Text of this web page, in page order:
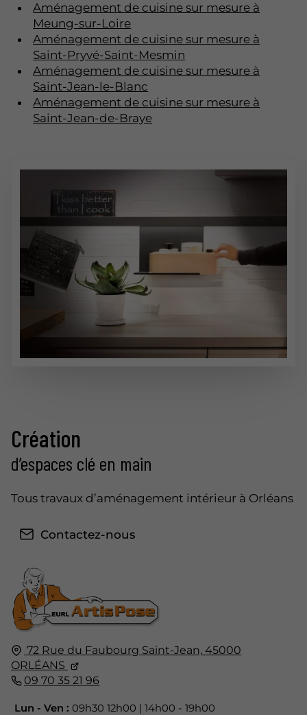
Aménagement de cuisine sur mesure à
Meung-sur-Loire
Aménagement de cuisine sur mesure à
Saint-Pryvé-Saint-Mesmin
Aménagement de cuisine sur mesure à
Saint-Jean-le-Blanc
Aménagement de cuisine sur mesure à
Saint-Jean-de-Braye
72 Rue du Faubourg Saint-Jean, 45000
ORLÉANS
09 70 35 21 96
Lun - Ven : 09h30 12h00 | 14h00 - 19h00
Création
d’espaces clé en main
Tous travaux d’aménagement intérieur à Orléans
Contactez-nous